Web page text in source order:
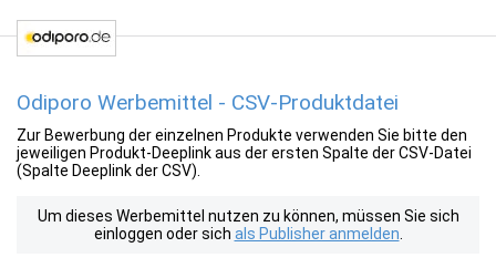
Odiporo Werbemittel - CSV-Produktdatei
Zur Bewerbung der einzelnen Produkte verwenden Sie bitte den
jeweiligen Produkt-Deeplink aus der ersten Spalte der CSV-Datei
(Spalte Deeplink der CSV).
Um dieses Werbemittel nutzen zu können, müssen Sie sich
einloggen oder sich als Publisher anmelden